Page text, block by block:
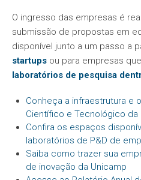
O ingresso das empresas é
submissão de propostas em
disponível junto a um passo a
startups ou para empresas
laboratórios de pesquisa
Conheça a infraestrutura e
Científico e Tecnológico da
Confira os espaços
laboratórios de P&D de
Saiba como trazer sua
de inovação da Unicamp